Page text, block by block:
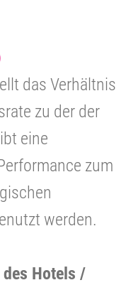
das Verhältnis
zu der der
eine
zum
werden.
Hotels /